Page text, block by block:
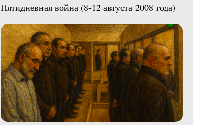
Пятидневная война (8-12 августа 2008 года)